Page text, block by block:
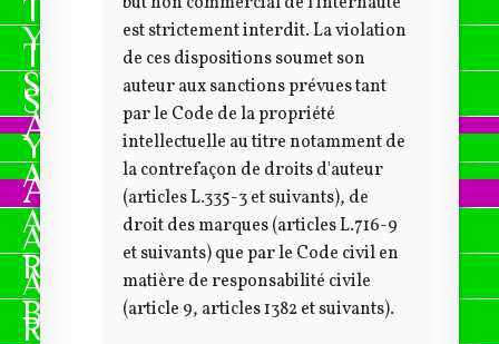
Yoga
Skate
Activités culturelles
Allan couleurs
Anglais
Remue Méninges
Bibliothèque
Tennis
Tennis de table
Skate
Yoga
Activités culturelles
Allan couleurs
Anglais
Remue Méninges
est strictement interdit. La violation
de ces dispositions soumet son
auteur aux sanctions prévues tant
par le Code de la propriété
intellectuelle au titre notamment de
la contrefaçon de droits d'auteur
(articles L.335-3 et suivants), de
droit des marques (articles L.716-9
et suivants) que par le Code civil en
matière de responsabilité civile
(article 9, articles 1382 et suivants).